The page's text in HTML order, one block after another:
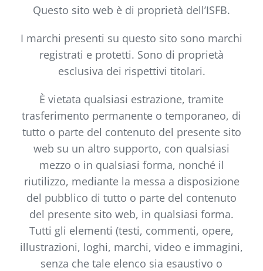
Questo sito web è di proprietà dell’ISFB.
I marchi presenti su questo sito sono marchi
registrati e protetti. Sono di proprietà
esclusiva dei rispettivi titolari.
È vietata qualsiasi estrazione, tramite
trasferimento permanente o temporaneo, di
tutto o parte del contenuto del presente sito
web su un altro supporto, con qualsiasi
mezzo o in qualsiasi forma, nonché il
riutilizzo, mediante la messa a disposizione
del pubblico di tutto o parte del contenuto
del presente sito web, in qualsiasi forma.
Tutti gli elementi (testi, commenti, opere,
illustrazioni, loghi, marchi, video e immagini,
senza che tale elenco sia esaustivo o